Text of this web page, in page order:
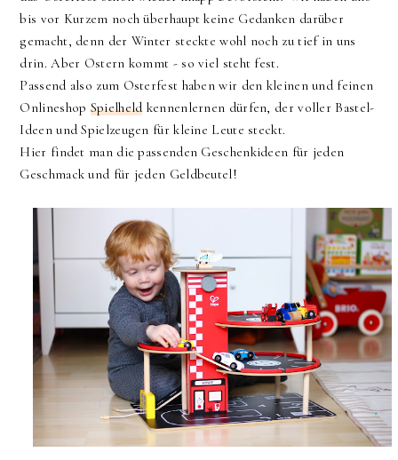
bis vor Kurzem noch überhaupt keine Gedanken darüber
gemacht, denn der Winter steckte wohl noch zu tief in uns
drin. Aber Ostern kommt - so viel steht fest.
Passend also zum Osterfest haben wir den kleinen und feinen
Onlineshop Spielheld kennenlernen dürfen, der voller Bastel-
Ideen und Spielzeugen für kleine Leute steckt.
Hier findet man die passenden Geschenkideen für jeden
Geschmack und für jeden Geldbeutel!